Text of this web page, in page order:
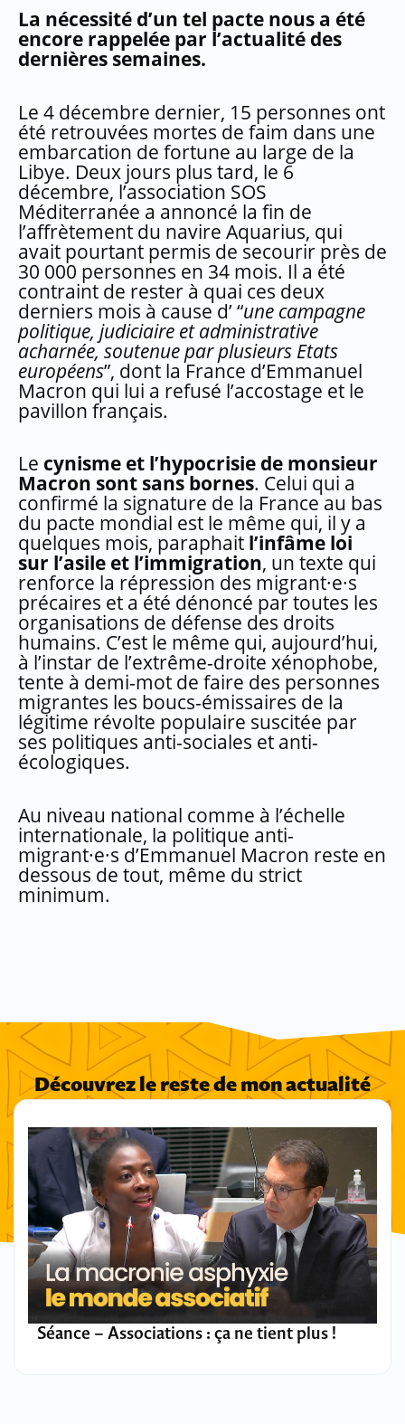
La nécessité d’un tel pacte nous a été
encore rappelée par l’actualité des
dernières semaines.
Le 4 décembre dernier, 15 personnes ont
été retrouvées mortes de faim dans une
embarcation de fortune au large de la
Libye. Deux jours plus tard, le 6
décembre, l’association SOS
Méditerranée a annoncé la fin de
l’affrètement du navire Aquarius, qui
avait pourtant permis de secourir près de
30 000 personnes en 34 mois. Il a été
contraint de rester à quai ces deux
derniers mois à cause d’ “une campagne
politique, judiciaire et administrative
acharnée, soutenue par plusieurs Etats
européens”, dont la France d’Emmanuel
Macron qui lui a refusé l’accostage et le
pavillon français.
Le cynisme et l’hypocrisie de monsieur
Macron sont sans bornes. Celui qui a
confirmé la signature de la France au bas
du pacte mondial est le même qui, il y a
quelques mois, paraphait l’infâme loi
sur l’asile et l’immigration, un texte qui
renforce la répression des migrant·e·s
précaires et a été dénoncé par toutes les
organisations de défense des droits
humains. C’est le même qui, aujourd’hui,
à l’instar de l’extrême-droite xénophobe,
tente à demi-mot de faire des personnes
migrantes les boucs-émissaires de la
légitime révolte populaire suscitée par
ses politiques anti-sociales et anti-
écologiques.
Au niveau national comme à l’échelle
internationale, la politique anti-
migrant·e·s d’Emmanuel Macron reste en
dessous de tout, même du strict
minimum.
Découvrez le reste de mon actualité
Séance – Associations : ça ne tient plus !